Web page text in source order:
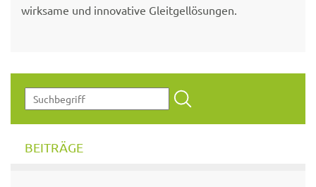
wirksame und innovative Gleitgellösungen.
BEITRÄGE